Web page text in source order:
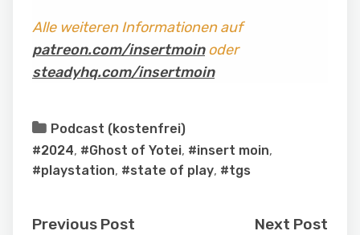
Alle weiteren Informationen auf
patreon.com/insertmoinoder
steadyhq.com/insertmoin
Podcast (kostenfrei)
#2024, #Ghost of Yotei, #insert moin,
#playstation, #state of play, #tgs
Previous Post
Next Post